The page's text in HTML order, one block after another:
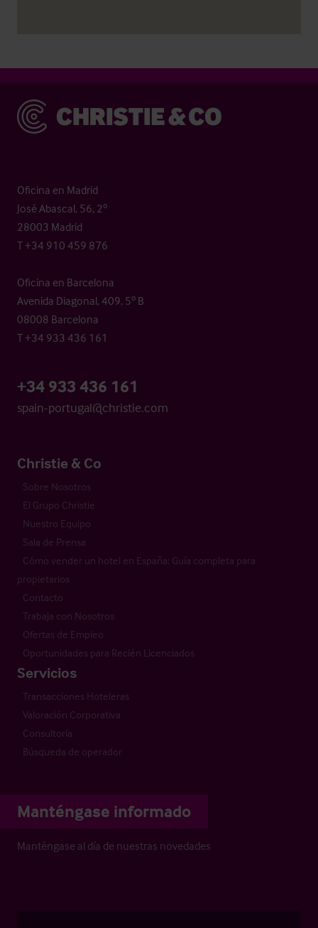
Christie & Co
Oficina en Madrid
José Abascal, 56, 2º
28003 Madrid
T +34 910 459 876
Oficina en Barcelona
Avenida Diagonal, 409, 5º B
08008 Barcelona
T +34 933 436 161
+34 933 436 161
spain-portugal@christie.com
Christie & Co
Sobre Nosotros
El Grupo Christie
Nuestro Equipo
Sala de Prensa
Cómo vender un hotel en España: Guía completa para
propietarios
Contacto
Trabaja con Nosotros
Ofertas de Empleo
Oportunidades para Recién Licenciados
Servicios
Transacciones Hoteleras
Valoración Corporativa
Consultoría
Búsqueda de operador
Manténgase informado
Manténgase al día de nuestras novedades